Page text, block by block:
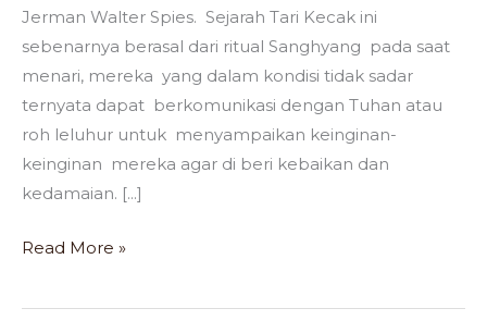
Jerman Walter Spies. Sejarah Tari Kecak ini
sebenarnya berasal dari ritual Sanghyang pada saat
menari, mereka yang dalam kondisi tidak sadar
ternyata dapat berkomunikasi dengan Tuhan atau
roh leluhur untuk menyampaikan keinginan-
keinginan mereka agar di beri kebaikan dan
kedamaian. [...]
Read More »